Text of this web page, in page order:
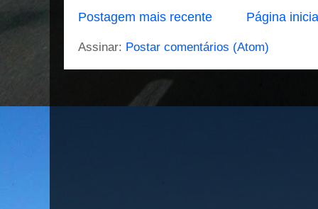
Postagem mais recente Página
Assinar: Postar comentários (Atom)